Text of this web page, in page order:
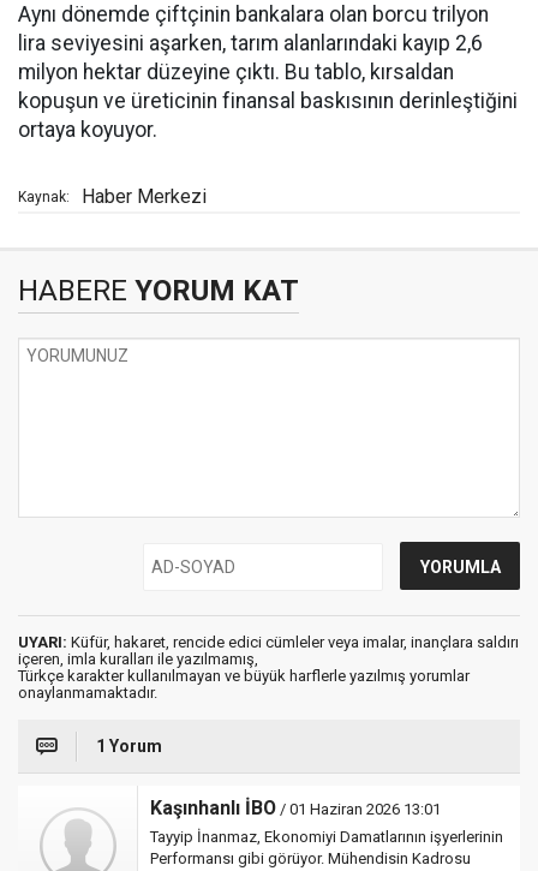
Aynı dönemde çiftçinin bankalara olan borcu trilyon
lira seviyesini aşarken, tarım alanlarındaki kayıp 2,6
milyon hektar düzeyine çıktı. Bu tablo, kırsaldan
kopuşun ve üreticinin finansal baskısının derinleştiğini
ortaya koyuyor.
Kaynak: Haber Merkezi
HABERE YORUM KAT
UYARI: Küfür, hakaret, rencide edici cümleler veya imalar, inançlara saldırı
içeren, imla kuralları ile yazılmamış,
Türkçe karakter kullanılmayan ve büyük harflerle yazılmış yorumlar
onaylanmamaktadır.
1 Yorum
Kaşınhanlı İBO / 01 Haziran 2026 13:01
Tayyip İnanmaz, Ekonomiyi Damatlarının işyerlerinin
Performansı gibi görüyor. Mühendisin Kadrosu